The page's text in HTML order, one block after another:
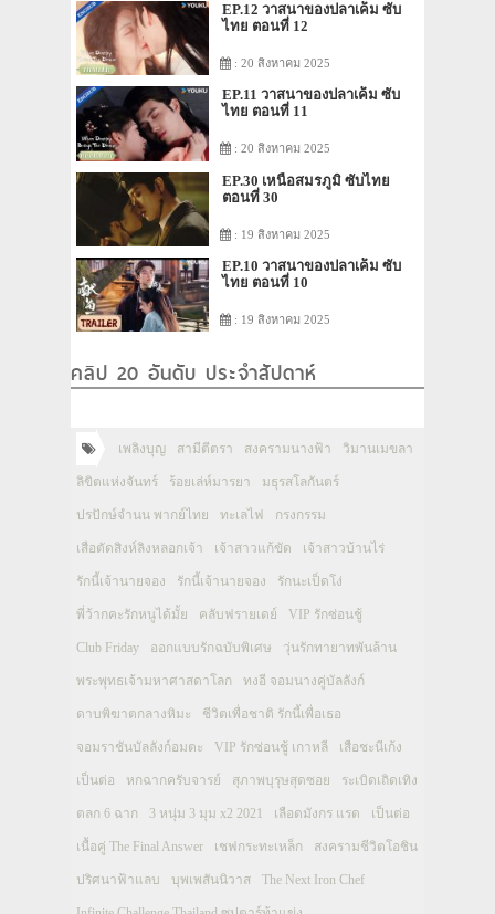
EP.12 วาสนาของปลาเค็ม ซับ
ไทย ตอนที่ 12
: 20 สิงหาคม 2025
EP.11 วาสนาของปลาเค็ม ซับ
ไทย ตอนที่ 11
: 20 สิงหาคม 2025
EP.30 เหนือสมรภูมิ ซับไทย
ตอนที่ 30
: 19 สิงหาคม 2025
EP.10 วาสนาของปลาเค็ม ซับ
ไทย ตอนที่ 10
: 19 สิงหาคม 2025
คลิป 20 อันดับ ประจำสัปดาห์
เพลิงบุญ สามีตีตรา สงครามนางฟ้า วิมานเมขลา
ลิขิตแห่งจันทร์ ร้อยเล่ห์มารยา มธุรสโลกันตร์
ปรปักษ์จำนน พากย์ไทย ทะเลไฟ กรงกรรม
เสือตัดสิงห์ลิงหลอกเจ้า เจ้าสาวแก้ขัด เจ้าสาวบ้านไร่
รักนี้เจ้านายจอง รักนี้เจ้านายจอง รักนะเป็ดโง่
พี่ว้ากคะรักหนูได้มั้ย คลับฟรายเดย์ VIP รักซ่อนชู้
Club Friday ออกแบบรักฉบับพิเศษ วุ่นรักทายาทพันล้าน
พระพุทธเจ้ามหาศาสดาโลก ทงอี จอมนางคู่บัลลังก์
ดาบพิฆาตกลางหิมะ ชีวิตเพื่อชาติ รักนี้เพื่อเธอ
จอมราชันบัลลังก์อมตะ VIP รักซ่อนชู้ เกาหลี เสือชะนีเก้ง
เป็นต่อ หกฉากครับจารย์ สุภาพบุรุษสุดซอย ระเบิดเถิดเทิง
ตลก 6 ฉาก 3 หนุ่ม 3 มุม x2 2021 เลือดมังกร แรด เป็นต่อ
เนื้อคู่ The Final Answer เชฟกระทะเหล็ก สงครามชีวิตโอชิน
ปริศนาฟ้าแลบ บุพเพสันนิวาส The Next Iron Chef